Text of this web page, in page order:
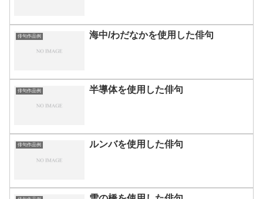
俳句作品例 海中/わだなかを使用した俳句
俳句作品例 半導体を使用した俳句
俳句作品例 ルンバを使用した俳句